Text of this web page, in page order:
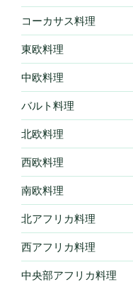
コーカサス料理
東欧料理
中欧料理
バルト料理
北欧料理
西欧料理
南欧料理
北アフリカ料理
西アフリカ料理
中央部アフリカ料理